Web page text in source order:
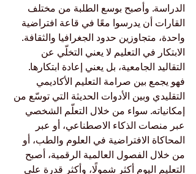
الدراسة. وأصبح بوسع الطلبة من مختلف
القارات أن يدرسوا معًا في قاعة افتراضية
واحدة، متجاوزين حدود الجغرافيا والثقافة.
الابتكار في التعليم لا يعني التخلّي عن
التقاليد الجامعية، بل يعني إعادة ابتكارها.
فهو يجمع بين صرامة التعليم الأكاديمي
التقليدي وبين الأدوات الحديثة التي توسّع من
إمكانياته. سواء من خلال التعلّم الشخصي
عبر منصات الذكاء الاصطناعي، أو عبر
المحاكاة الافتراضية في العلوم والطب، أو
من خلال الفصول العالمية الرقمية، أصبح
التعليم اليوم أكثر شمولًا، وأكثر قدرة على